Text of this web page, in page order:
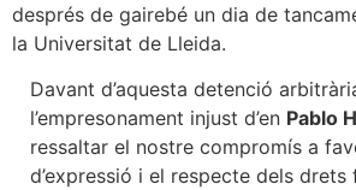
després de gairebé un dia de
la Universitat de Lleida.
Davant d’aquesta detenció
l’empresonament injust d’en Pablo
ressaltar el nostre compromís a
d’expressió i el respecte dels drets